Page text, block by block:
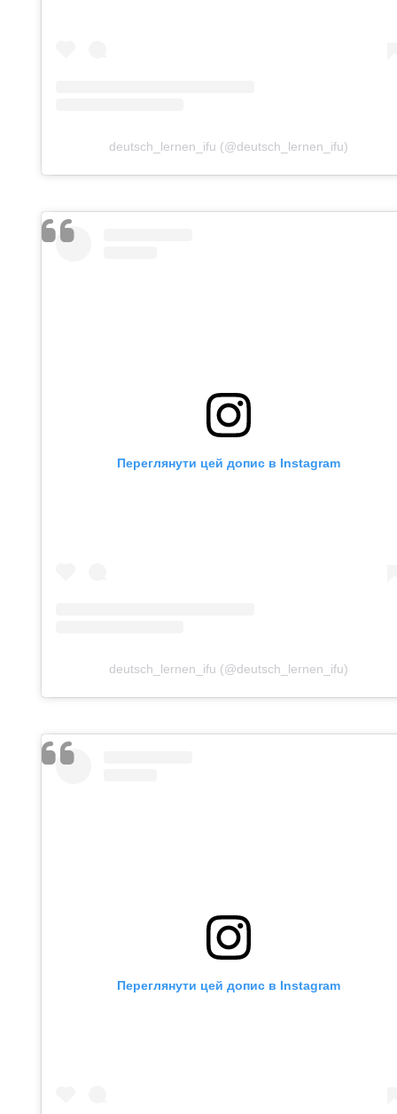
deutsch_lernen_ifu (@deutsch_lernen_ifu)
Переглянути цей допис в Instagram
deutsch_lernen_ifu (@deutsch_lernen_ifu)
Переглянути цей допис в Instagram